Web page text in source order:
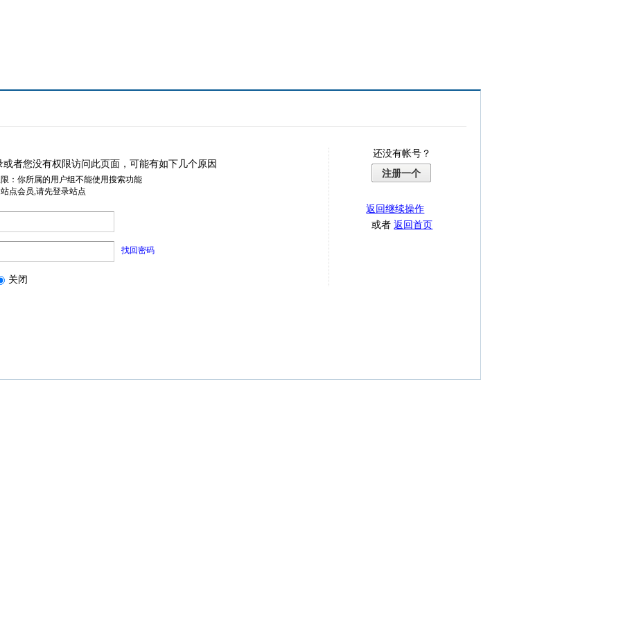
或者您没有权限访问此页面，可能有如下几个原因
：你所属的用户组不能使用搜索功能
点会员,请先登录站点
找回密码
关闭
还没有帐号？
注册一个
返回继续操作
或者返回首页